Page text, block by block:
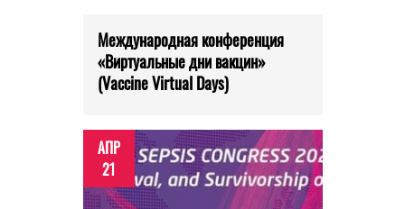
Международная конференция
«Виртуальные дни вакцин»
(Vaccine Virtual Days)
АПР
21